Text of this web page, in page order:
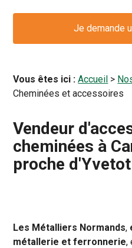
Je demande
Vous êtes ici : Accueil >
Cheminées et accessoires
Vendeur
cheminées à
proche
Les Métalliers Normands,
métallerie et ferronnerie,